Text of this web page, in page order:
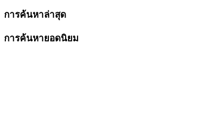
การค้นหาล่าสุด
การค้นหายอดนิยม